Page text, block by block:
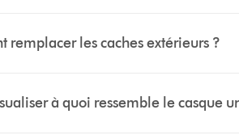
remplacer les caches extérieurs ?
à quoi ressemble le casque